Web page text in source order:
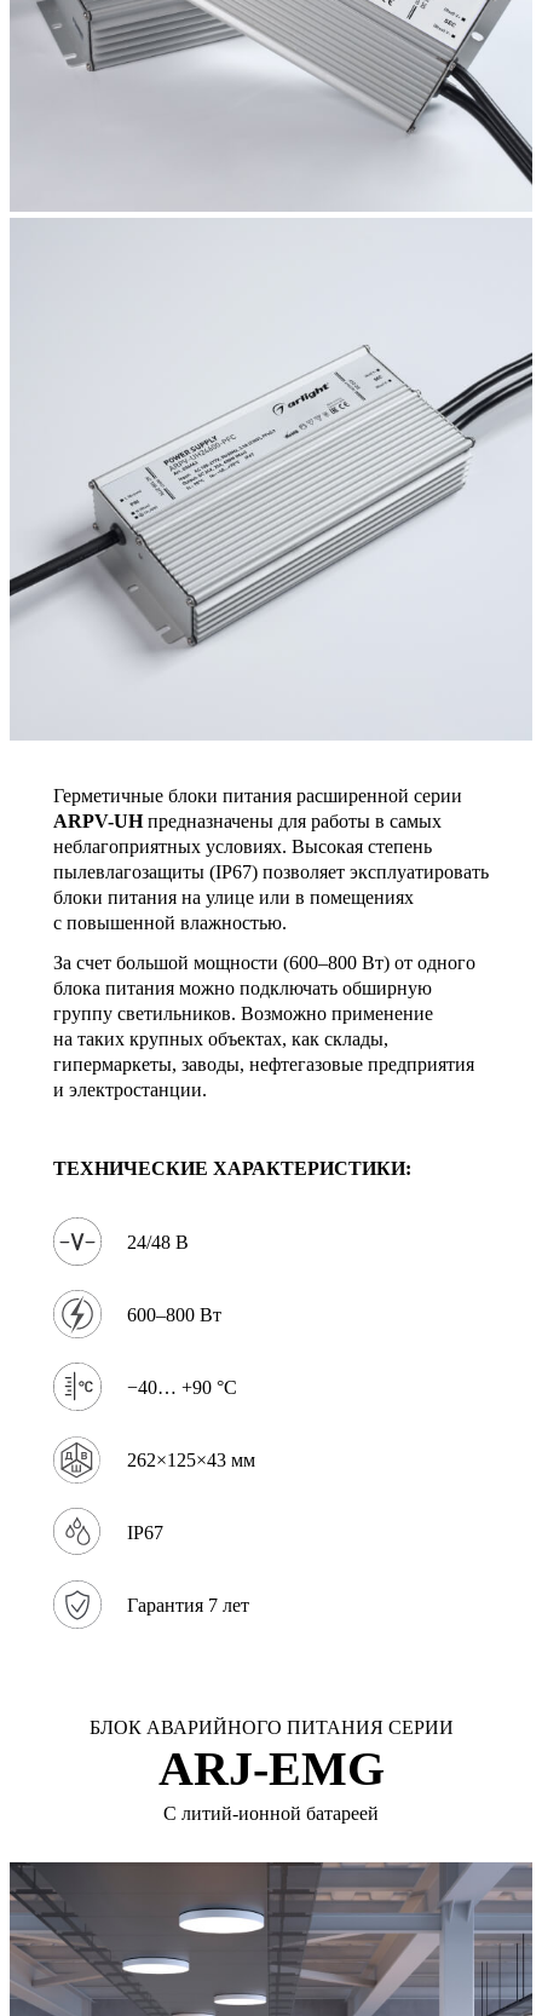
Герметичные блоки питания расширенной серии
ARPV-UHпредназначены для работы в самых
неблагоприятных условиях. Высокая степень
пылевлагозащиты (IP67) позволяет эксплуатировать
блоки питания на улице или в помещениях
с повышенной влажностью.
За счет большой мощности (600–800 Вт) от одного
блока питания можно подключать обширную
группу светильников. Возможно применение
на таких крупных объектах, как склады,
гипермаркеты, заводы, нефтегазовые предприятия
и электростанции.
ТЕХНИЧЕСКИЕ ХАРАКТЕРИСТИКИ:
24/48 В
600–800 Вт
−40… +90 °C
262×125×43 мм
IP67
Гарантия 7 лет
БЛОК АВАРИЙНОГО ПИТАНИЯ СЕРИИ
ARJ-EMG
С литий-ионной батареей